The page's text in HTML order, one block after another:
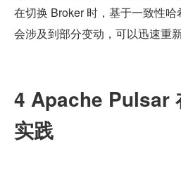
在切换 Broker 时，基于一致性
会涉及到部分变动，可以迅速重
4 Apache Pulsar
实践